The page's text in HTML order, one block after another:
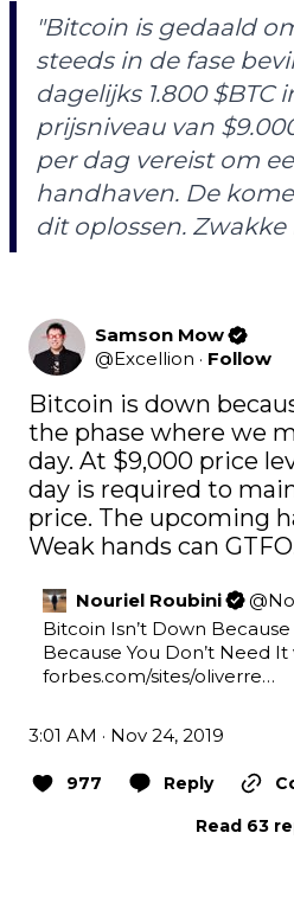
"Bitcoin is gedaald
steeds in de fase
dagelijks 1.800 $BTC
prijsniveau van
per dag vereist om
handhaven. De
dit oplossen. Zwakke
Samson Mow
@Excellion · Follow
Bitcoin is down
the phase where we
day. At $9,000 price
day is required to
price. The upcoming
Weak hands can
Nouriel Roubini @
Bitcoin Isn’t Down Because
Because You Don’t Need It
forbes.com/sites/oliverre…
3:01 AM · Nov 24, 2019
977 Reply
Read 63